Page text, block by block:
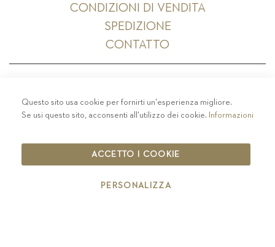
CONDIZIONI DI VENDITA
SPEDIZIONE
CONTATTO
PRIVACY-COLOPHON - COOKIE POLICY
CODICE ETICO
IT00126670215
Questo sito usa cookie per fornirti un'esperienza migliore.
Se usi questo sito, acconsenti all'utilizzo dei cookie. Informazioni
ACCETTO I COOKIE
PERSONALIZZA